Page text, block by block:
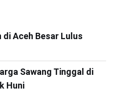
di Aceh Besar Lulus
Sawang Tinggal di
Huni